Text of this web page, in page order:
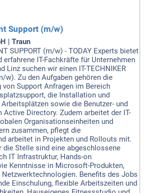
Support (m/w)
| Traun
SUPPORT (m/w) - TODAY Experts bietet
erfahrene IT-Fachkräfte für Unternehmen
Linz suchen wir einen IT-TECHNIKER
w). Zu den Aufgaben gehören die
Support Anfragen im Bereich
die Installation und
sowie die Benutzer- und
Active Directory. Zudem arbeitet der IT-
Organisationseinheiten und
zusammen, pflegt die
arbeitet in Projekten und Rollouts mit.
die Stelle sind eine abgeschlossene
IT Infrastruktur, Hands-on
Kenntnisse in Microsoft-Produkten,
Benefits des Jobs
Einschulung, flexible Arbeitszeiten und